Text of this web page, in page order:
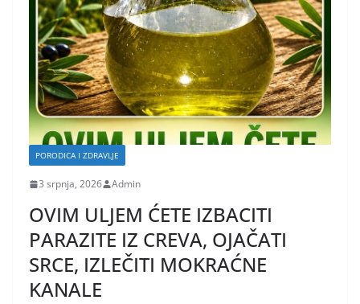
PORODICA I ZDRAVLJE
3 srpnja, 2026 Admin
OVIM ULJEM ĆETE IZBACITI
PARAZITE IZ CREVA, OJAČATI
SRCE, IZLEČITI MOKRAĆNE
KANALE